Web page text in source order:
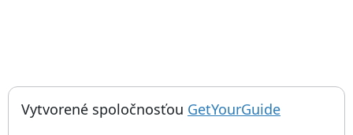
Things to do near Artušovo sedlo, Arthur's Seat, Arthur Seat,
Vytvorené spoločnosťou GetYourGuide; otvorí sa